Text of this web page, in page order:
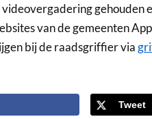
gehouden
van de gemeenten
bij de raadsgriffier via
Tweet